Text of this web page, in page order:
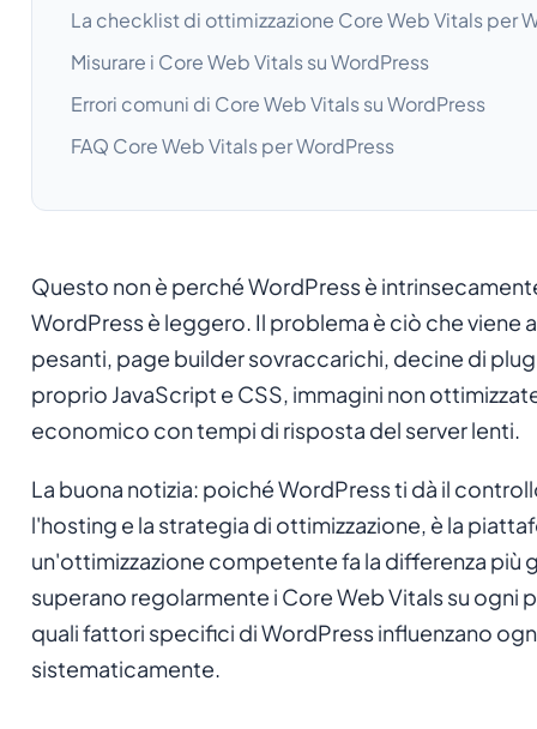
La checklist di ottimizzazione Core Web Vitals per
Misurare i Core Web Vitals su WordPress
Errori comuni di Core Web Vitals su WordPress
FAQ Core Web Vitals per WordPress
Questo non è perché WordPress è
WordPress è leggero. Il problema è ciò che viene
pesanti, page builder sovraccarichi, decine di
proprio JavaScript e CSS, immagini non
economico con tempi di risposta del server lenti.
La buona notizia: poiché WordPress ti dà il
l'hosting e la strategia di ottimizzazione, è la
un'ottimizzazione competente fa la differenza più
superano regolarmente i Core Web Vitals su ogni
quali fattori specifici di WordPress influenzano
sistematicamente.